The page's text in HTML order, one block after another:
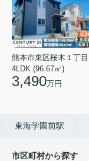
熊本市東区桜木１丁目
4LDK (96.67㎡)
3,490万円
東海学園前駅
市区町村から探す